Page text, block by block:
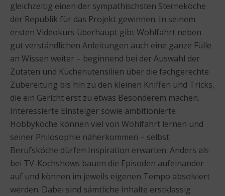
gleichzeitig einen der sympathischsten Sterneköche
der Republik für das Projekt gewinnen. In seinem
ersten Videokurs überhaupt gibt Wohlfahrt neben
gut verständlichen Anleitungen auch eine ganze Fülle
an Wissen weiter – beginnend bei der Auswahl der
Zutaten und Küchenutensilien über die fachgerechte
Zubereitung bis hin zu den kleinen Kniffen und Tricks,
die ein Gericht erst zu etwas Besonderem machen.
Interessierte Einsteiger sowie ambitionierte
Hobbyköche können viel von Wohlfahrt lernen und
seiner Philosophie näherkommen – selbst
Berufsköche dürfen Inspiration erwarten. Anders als
bei TV-Kochshows bauen die Episoden aufeinander
auf und können im jeweils eigenen Tempo absolviert
werden. Dabei sind sämtliche Inhalte erstklassig